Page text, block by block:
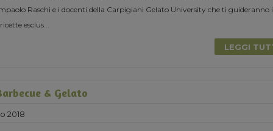
Raschi e i docenti della Carpigiani Gelato University che ti guideranno
esclus...
LEGGI
& Gelato
2018